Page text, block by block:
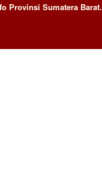
Provinsi Sumatera Barat.